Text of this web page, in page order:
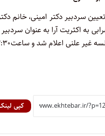
سردبیر دکتر امینی، خانم
به اکثریت آرا به عنوان
کپی